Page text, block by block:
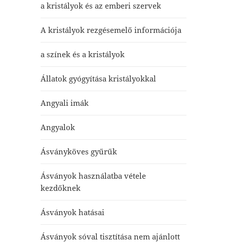
a kristályok és az emberi szervek
A kristályok rezgésemelő információja
a színek és a kristályok
Állatok gyógyítása kristályokkal
Angyali imák
Angyalok
Ásványköves gyűrűk
Ásványok használatba vétele
kezdőknek
Ásványok hatásai
Ásványok sóval tisztítása nem ajánlott